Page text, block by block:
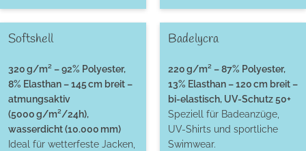
Softshell
320 g/m² – 92% Polyester,
8% Elasthan – 145 cm breit –
atmungsaktiv
(5000 g/m²/24h),
wasserdicht (10.000 mm)
Ideal für wetterfeste Jacken,
Badelycra
220 g/m² – 87% Polyester,
13% Elasthan – 120 cm breit –
bi-elastisch, UV-Schutz 50+
Speziell für Badeanzüge,
UV-Shirts und sportliche
Swimwear.